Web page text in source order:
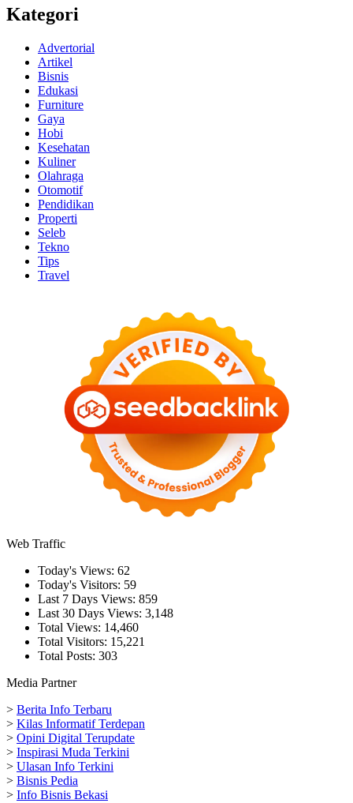
Kategori
Advertorial
Artikel
Bisnis
Edukasi
Furniture
Gaya
Hobi
Kesehatan
Kuliner
Olahraga
Otomotif
Pendidikan
Properti
Seleb
Tekno
Tips
Travel
Web Traffic
Today's Views: 62
Today's Visitors: 59
Last 7 Days Views: 859
Last 30 Days Views: 3,148
Total Views: 14,460
Total Visitors: 15,221
Total Posts: 303
Media Partner
> Berita Info Terbaru
> Kilas Informatif Terdepan
> Opini Digital Terupdate
> Inspirasi Muda Terkini
> Ulasan Info Terkini
> Bisnis Pedia
> Info Bisnis Bekasi